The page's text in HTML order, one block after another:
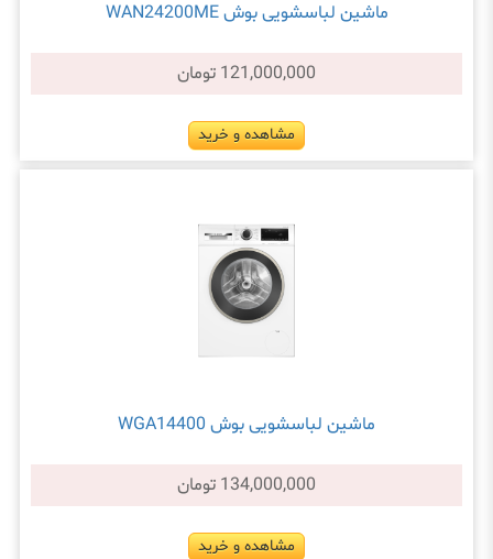
ماشین لباسشویی بوش WAN24200ME
121,000,000 تومان
مشاهده و خرید
ماشین لباسشویی بوش WGA14400
134,000,000 تومان
مشاهده و خرید